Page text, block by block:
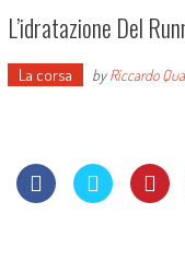
L’idratazione Del
La corsa byRiccardo